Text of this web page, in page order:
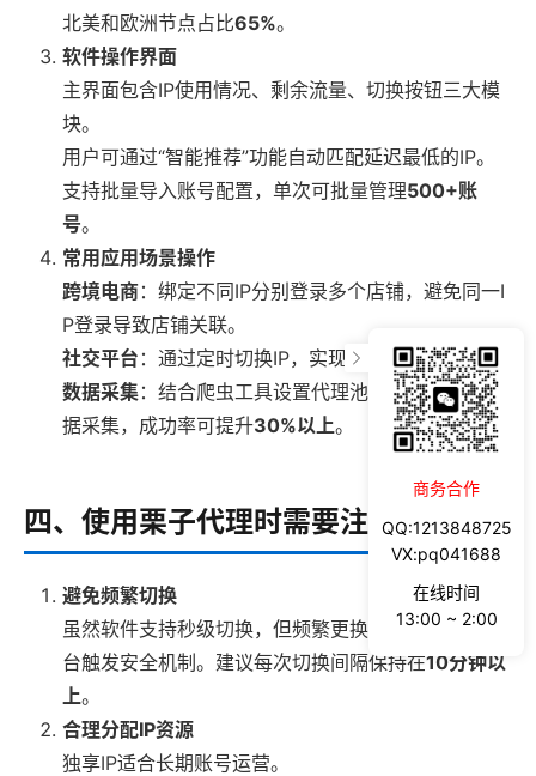
北美和欧洲节点占比65%。
软件操作界面
主界面包含IP使用情况、剩余流量、切换按钮三大模
块。
用户可通过“智能推荐”功能自动匹配延迟最低的IP。
支持批量导入账号配置，单次可批量管理500+账
号。
常用应用场景操作
跨境电商：绑定不同IP分别登录多个店铺，避免同一I
P登录导致店铺关联。
社交平台 ：通过定时切换IP，实现账号安全养号。
数据采集：结合爬虫工具设置代理池，实现大规模数
据采集，成功率可提升30%以上。
四、使用栗子代理时需要注意什么？
避免频繁切换
虽然软件支持秒级切换，但频繁更换IP会导致部分平
台触发安全机制。建议每次切换间隔保持在10分钟以
上。
合理分配IP资源
独享IP适合长期账号运营。
商务合作
QQ:1213848725
VX:pq041688
在线时间
13:00 ~ 2:00